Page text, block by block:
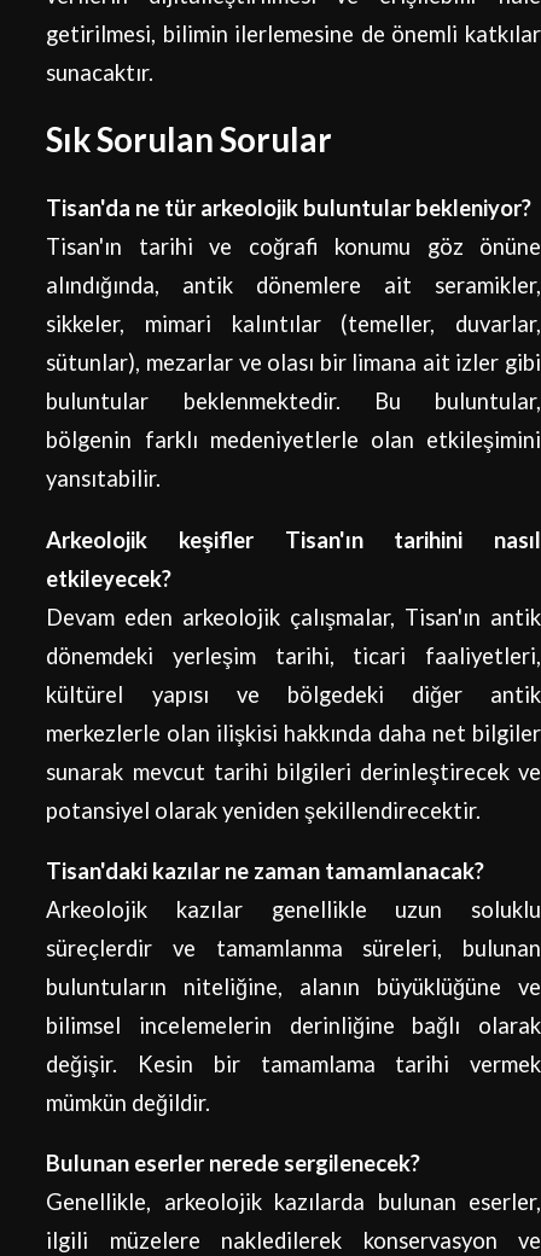
getirilmesi, bilimin ilerlemesine de önemli katkılar
sunacaktır.
Sık Sorulan Sorular
Tisan'da ne tür arkeolojik buluntular bekleniyor?
Tisan'ın tarihi ve coğrafi konumu göz önüne
alındığında, antik dönemlere ait seramikler,
sikkeler, mimari kalıntılar (temeller, duvarlar,
sütunlar), mezarlar ve olası bir limana ait izler gibi
buluntular beklenmektedir. Bu buluntular,
bölgenin farklı medeniyetlerle olan etkileşimini
yansıtabilir.
Arkeolojik keşifler Tisan'ın tarihini nasıl
etkileyecek?
Devam eden arkeolojik çalışmalar, Tisan'ın antik
dönemdeki yerleşim tarihi, ticari faaliyetleri,
kültürel yapısı ve bölgedeki diğer antik
merkezlerle olan ilişkisi hakkında daha net bilgiler
sunarak mevcut tarihi bilgileri derinleştirecek ve
potansiyel olarak yeniden şekillendirecektir.
Tisan'daki kazılar ne zaman tamamlanacak?
Arkeolojik kazılar genellikle uzun soluklu
süreçlerdir ve tamamlanma süreleri, bulunan
buluntuların niteliğine, alanın büyüklüğüne ve
bilimsel incelemelerin derinliğine bağlı olarak
değişir. Kesin bir tamamlama tarihi vermek
mümkün değildir.
Bulunan eserler nerede sergilenecek?
Genellikle, arkeolojik kazılarda bulunan eserler,
ilgili müzelere nakledilerek konservasyon ve